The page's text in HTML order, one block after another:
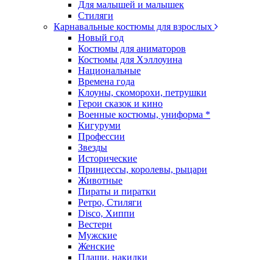
Для малышей и малышек
Стиляги
Карнавальные костюмы для взрослых
Новый год
Костюмы для аниматоров
Костюмы для Хэллоуина
Национальные
Времена года
Клоуны, скоморохи, петрушки
Герои сказок и кино
Военные костюмы, униформа *
Кигуруми
Профессии
Звезды
Исторические
Принцессы, королевы, рыцари
Животные
Пираты и пиратки
Ретро, Стиляги
Disco, Хиппи
Вестерн
Мужские
Женские
Плащи, накидки